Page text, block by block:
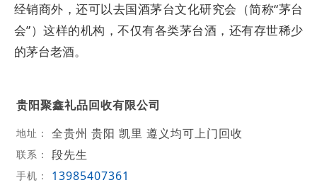
经销商外，还可以去国酒茅台文化研究会（简称“茅台
会”）这样的机构，不仅有各类茅台酒，还有存世稀少
的茅台老酒。
贵阳聚鑫礼品回收有限公司
地址： 全贵州 贵阳 凯里 遵义均可上门回收
联系： 段先生
手机： 13985407361